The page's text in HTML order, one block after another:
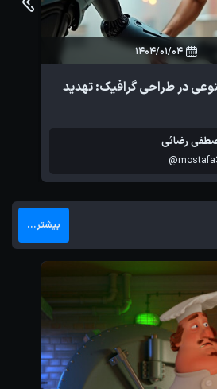
1404/01/04
در طراحی گرافیک: تهدید
رضائی
بیشتر...